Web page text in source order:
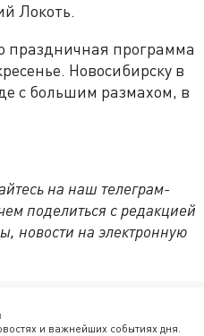
Локоть.
праздничная программа
Новосибирску в
с большим размахом, в
на наш телеграм-
поделиться с редакцией
новости на электронную
и важнейших событиях дня.